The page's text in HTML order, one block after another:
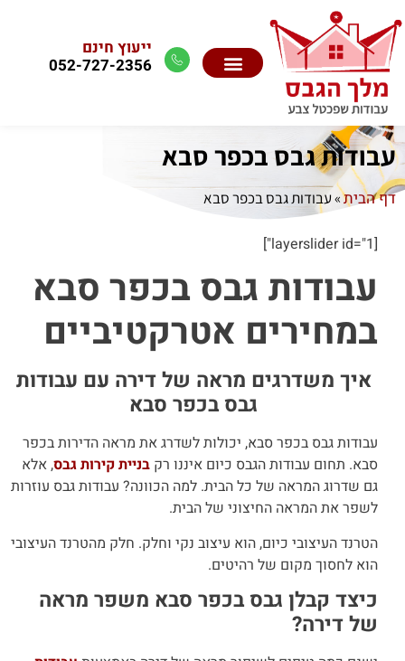
ייעוץ חינם
052-727-2356
עבודות גבס בכפר סבא
דף הבית»עבודות גבס בכפר סבא
[layerslider id="1"]
עבודות גבס בכפר סבא
במחירים אטרקטיביים
איך משדרגים מראה של דירה עם עבודות
גבס בכפר סבא
עבודות גבס בכפר סבא, יכולות לשדרג את מראה הדירות בכפר
סבא. תחום עבודות הגבס כיום איננו רק בניית קירות גבס, אלא
גם שדרוג המראה של כל הבית. למה הכוונה? עבודות גבס עוזרות
לשפר את המראה החיצוני של הבית.
הטרנד העיצובי כיום, הוא עיצוב נקי וחלק. חלק מהטרנד העיצובי
הוא לחסוך מקום של רהיטים.
כיצד קבלן גבס בכפר סבא משפר מראה
של דירה?